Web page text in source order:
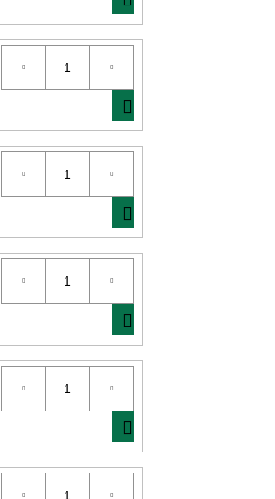
KOŠÍKA
KOŠÍKA
KOŠÍKA
KOŠÍKA
KOŠÍKA